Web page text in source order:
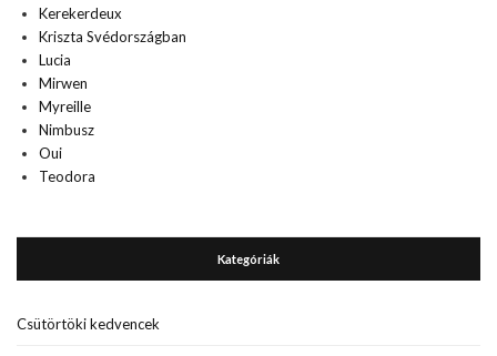
Kerekerdeux
Kriszta Svédországban
Lucia
Mirwen
Myreille
Nimbusz
Oui
Teodora
Kategóriák
Csütörtöki kedvencek